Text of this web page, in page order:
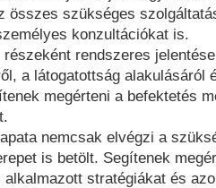
összes szükséges
konzultációkat is.
rendszeres
a látogatottság alakulásáról
megérteni a befektetés
nemcsak elvégzi a
is betölt. Segítenek
alkalmazott stratégiákat és